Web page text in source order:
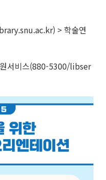
> 학술연
원서비스(880-5300/libser